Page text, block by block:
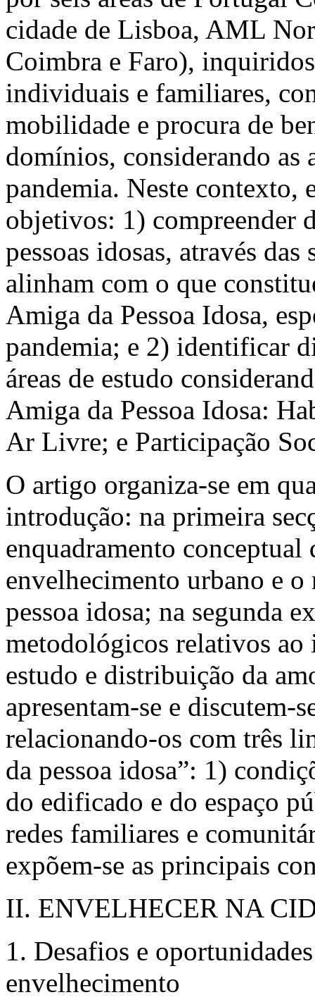
cidade de Lisboa, AML
Coimbra e Faro),
individuais e familiares,
mobilidade e procura de
domínios, considerando as
pandemia. Neste contexto,
objetivos: 1) compreender
pessoas idosas, através
alinham com o que
Amiga da Pessoa Idosa,
pandemia; e 2) identificar
áreas de estudo
Amiga da Pessoa Idosa:
Ar Livre; e Participação
O artigo organiza-se em
introdução: na primeira
enquadramento
envelhecimento urbano e o
pessoa idosa; na segunda
metodológicos relativos ao
estudo e distribuição da
apresentam-se e discutem-
relacionando-os com três
da pessoa idosa”: 1)
do edificado e do espaço
redes familiares e
expõem-se as principais
II. ENVELHECER NA
1. Desafios e
envelhecimento